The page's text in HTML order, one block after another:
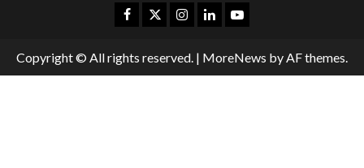
Copyright © All rights reserved. | MoreNews by AF themes.